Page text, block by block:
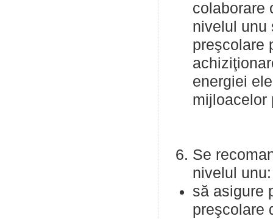
colaborare
nivelul unu
preşcolare
energiei
mijloacelor
Se
nivelul unu:
să asigure
preşcolare